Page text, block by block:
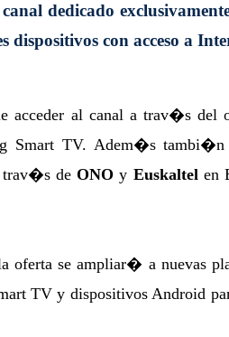
dedicado
con acceso a
acceder al canal a trav�s del
Smart TV. Adem�s tambi�n
trav�s deONO y Euskaltelen
se ampliar� a nuevas
TV y dispositivos Android